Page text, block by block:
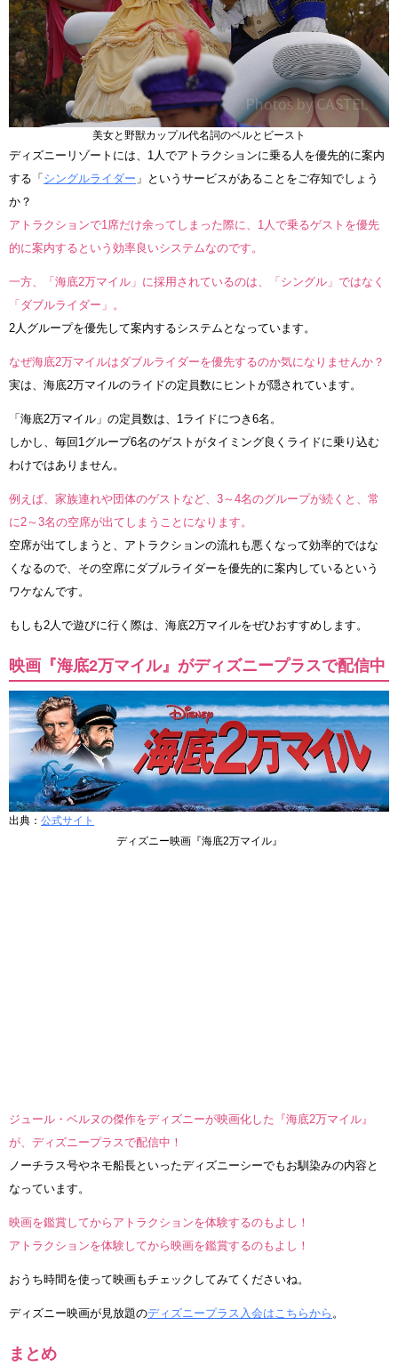
美女と野獣カップル代名詞のベルとビースト
ディズニーリゾートには、1人でアトラクションに乗る人を優先的に案内
する「 シングルライダー 」というサービスがあることをご存知でしょう
か？
アトラクションで1席だけ余ってしまった際に、1人で乗るゲストを優先
的に案内するという効率良いシステムなのです。
一方、「海底2万マイル」に採用されているのは、「シングル」ではなく
「ダブルライダー」。
2人グループを優先して案内するシステムとなっています。
なぜ海底2万マイルはダブルライダーを優先するのか気になりませんか？
実は、海底2万マイルのライドの定員数にヒントが隠されています。
「海底2万マイル」の定員数は、1ライドにつき6名。
しかし、毎回1グループ6名のゲストがタイミング良くライドに乗り込む
わけではありません。
例えば、家族連れや団体のゲストなど、3～4名のグループが続くと、常
に2～3名の空席が出てしまうことになります。
空席が出てしまうと、アトラクションの流れも悪くなって効率的ではな
くなるので、その空席にダブルライダーを優先的に案内しているという
ワケなんです。
もしも2人で遊びに行く際は、海底2万マイルをぜひおすすめします。
映画『海底2万マイル』がディズニープラスで配信中
出典： 公式サイト
ディズニー映画『海底2万マイル』
ジュール・ベルヌの傑作をディズニーが映画化した『海底2万マイル』
が、ディズニープラスで配信中！
ノーチラス号やネモ船長といったディズニーシーでもお馴染みの内容と
なっています。
映画を鑑賞してからアトラクションを体験するのもよし！
アトラクションを体験してから映画を鑑賞するのもよし！
おうち時間を使って映画もチェックしてみてくださいね。
ディズニー映画が見放題のディズニープラス入会はこちらから 。
まとめ